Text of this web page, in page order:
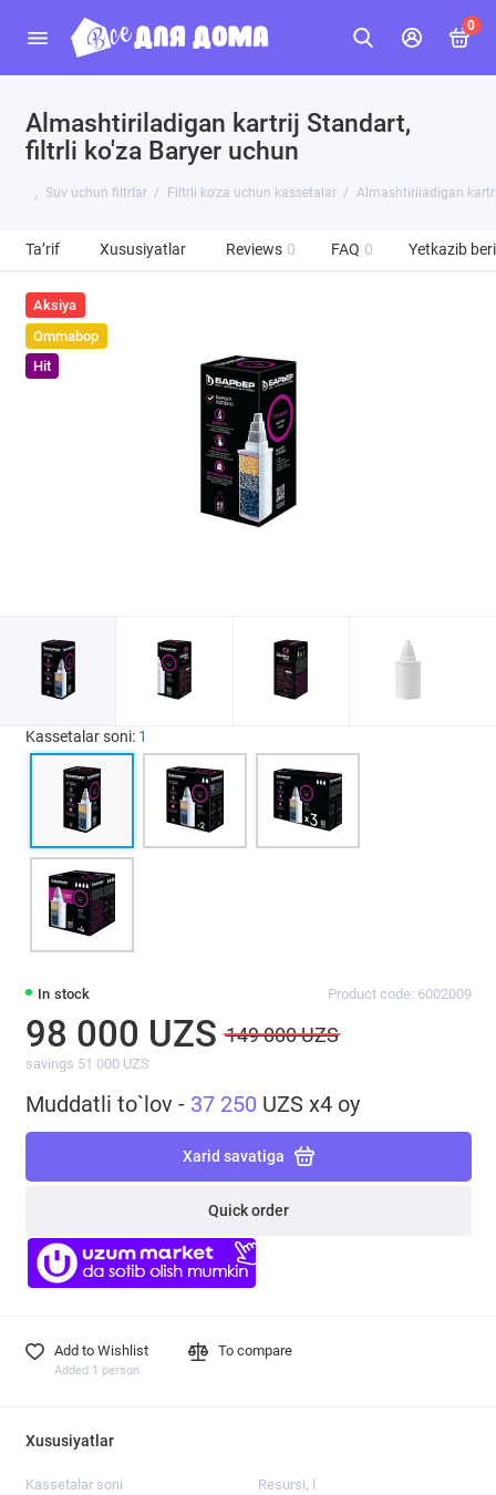
0
Almashtiriladigan kartrij Standart,
filtrli ko'za Baryer uchun
Suv uchun filtrlar Filtrli ko'za uchun kassetalar Almashtiriladigan
Ta’rif Xususiyatlar Reviews 0 FAQ 0 Yetkazib
Aksiya
Ommabop
Hit
In stock Product code: 6002009
98 000 UZS 149 000 UZS
savings 51 000 UZS
Muddatli to`lov - 37 250 UZS x4 oy
Xarid savatiga
Quick order
Add to Wishlist
Added 1 person
To compare
Kassetalar soni: 1
Xususiyatlar
Kassetalar soni Resursi, l